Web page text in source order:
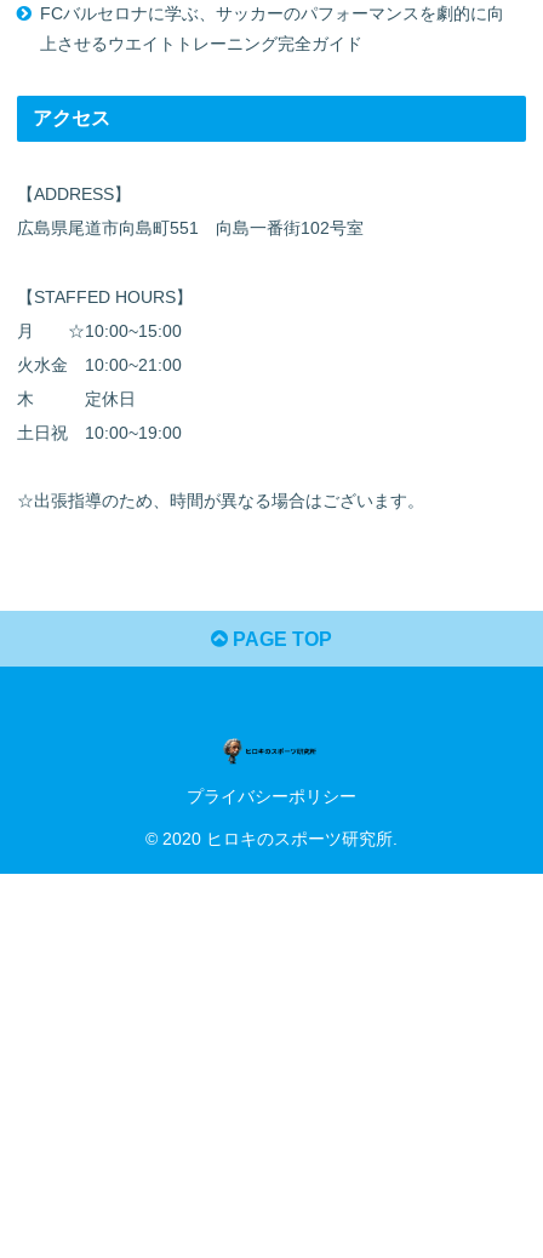
FCバルセロナに学ぶ、サッカーのパフォーマンスを劇的に向
上させるウエイトトレーニング完全ガイド
アクセス
【ADDRESS】
広島県尾道市向島町551 向島一番街102号室
【STAFFED HOURS】
月 ☆10:00~15:00
火水金 10:00~21:00
木 定休日
土日祝 10:00~19:00
☆出張指導のため、時間が異なる場合はございます。
PAGE TOP
プライバシーポリシー
© 2020 ヒロキのスポーツ研究所.